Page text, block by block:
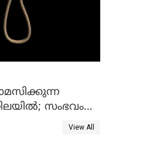
സംഭവം
View All